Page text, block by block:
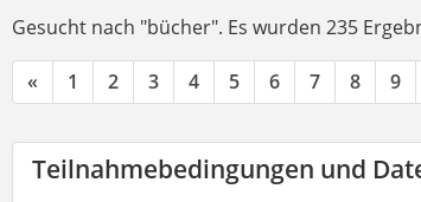
Gesucht nach "bücher". Es wurden 235
« 1 2 3 4 5 6 7 8 9
Teilnahmebedingungen und